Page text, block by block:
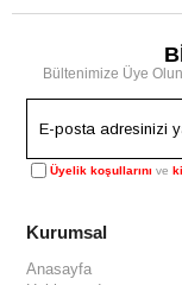
Bültenimize Üye
Üyelik koşullarını ve
Kurumsal
Anasayfa